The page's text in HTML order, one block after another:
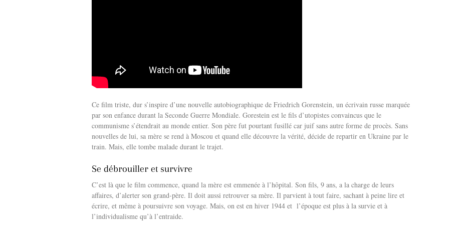
Ce film triste, dur s’inspire d’une nouvelle autobiographique de Friedrich Gorenstein, un écrivain russe marquée
par son enfance durant la Seconde Guerre Mondiale. Gorestein est le fils d’utopistes convaincus que le
communisme s’étendrait au monde entier. Son père fut pourtant fusillé car juif sans autre forme de procès. Sans
nouvelles de lui, sa mère se rend à Moscou et quand elle découvre la vérité, décide de repartir en Ukraine par le
train. Mais, elle tombe malade durant le trajet.
Se débrouiller et survivre
C’est là que le film commence, quand la mère est emmenée à l’hôpital. Son fils, 9 ans, a la charge de leurs
affaires, d’alerter son grand-père. Il doit aussi retrouver sa mère. Il parvient à tout faire, sachant à peine lire et
écrire, et même à poursuivre son voyage. Mais, on est en hiver 1944 et l’époque est plus à la survie et à
l’individualisme qu’à l’entraide.